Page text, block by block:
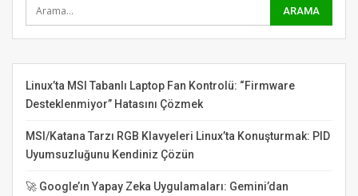
Linux’ta MSI Tabanlı Laptop Fan Kontrolü: “Firmware
Desteklenmiyor” Hatasını Çözmek
MSI/Katana Tarzı RGB Klavyeleri Linux’ta Konuşturmak: PID
Uyumsuzluğunu Kendiniz Çözün
🚀 Google’ın Yapay Zeka Uygulamaları: Gemini’dan